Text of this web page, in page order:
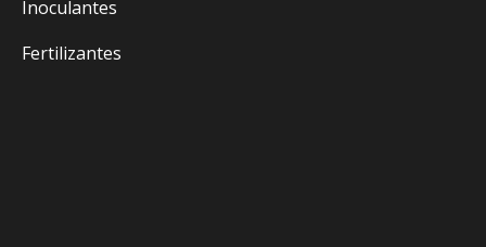
Inoculantes
Fertilizantes